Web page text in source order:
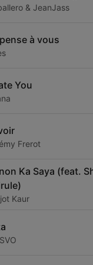
& JeanJass
à vous
You
Frerot
Ka Saya (feat.
Kaur